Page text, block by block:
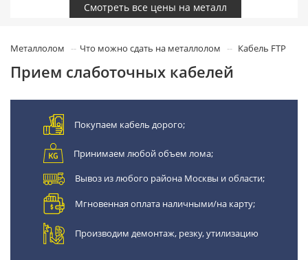
Смотреть все цены на металл
Металлолом Что можно сдать на металлолом Кабель FTP
Прием слаботочных кабелей
Покупаем кабель дорого;
Принимаем любой объем лома;
Вывоз из любого района Москвы и области;
Мгновенная оплата наличными/на карту;
Производим демонтаж, резку, утилизацию